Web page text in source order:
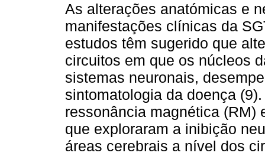
As alterações anatómicas e
manifestações clínicas da
estudos têm sugerido que
circuitos em que os núcleos
sistemas neuronais,
sintomatologia da doença
ressonância magnética
que exploraram a inibição
áreas cerebrais a nível dos